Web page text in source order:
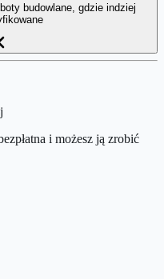
budowlane, gdzie indziej
i możesz ją zrobić